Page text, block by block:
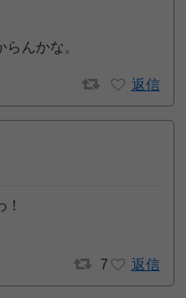
んかな。
返信
7 返信